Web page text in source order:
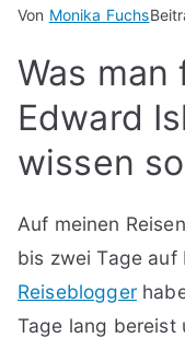
Von Monika Fuchs
Was
Edward
wissen
Auf meinen
bis zwei Tage auf
Reiseblogger
Tage lang bereist